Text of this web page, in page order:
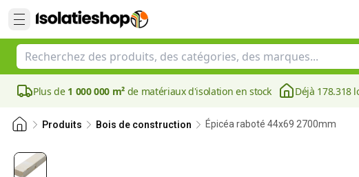
Plus de 1 000 000 m² de matériaux d'isolation en stock Déjà 178.318
Produits Bois de construction Épicéa raboté 44x69 2700mm